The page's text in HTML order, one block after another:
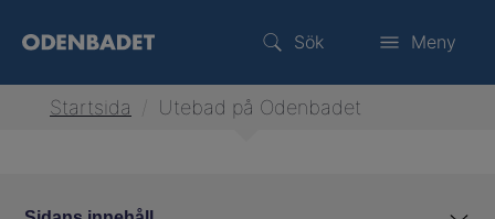
Sök Meny
Startsida Utebad på Odenbadet